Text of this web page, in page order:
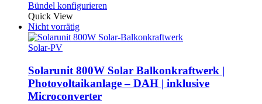
Bündel konfigurieren
Quick View
Nicht vorrätig
Solar-PV
Solarunit 800W Solar Balkonkraftwerk |
Photovoltaikanlage – DAH | inklusive
Microconverter